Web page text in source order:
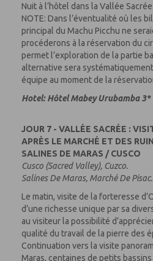
Nuit à l’hôtel dans la Vallée Sacrée
NOTE: Dans l’éventualité où les
principal du Machu Picchu ne
procéderons à la réservation du
permet l’exploration de la partie
alternative sera
équipe au moment de la
Hotel: Hôtel Mabey Urubamba
JOUR 7 - VALLÉE SACRÉE :
APRÈS LE MARCHÉ ET DES
SALINES DE MARAS / CUSCO
Cusco (Sacred Valley), Cuzco.
Salines De Maras, Marché De Pisac.
Le matin, visite de la forteresse
d’une richesse unique par sa
au visiteur la possibilité
qualité du travail de la pierre des
Continuation vers la visite
Maras, centaines de petits